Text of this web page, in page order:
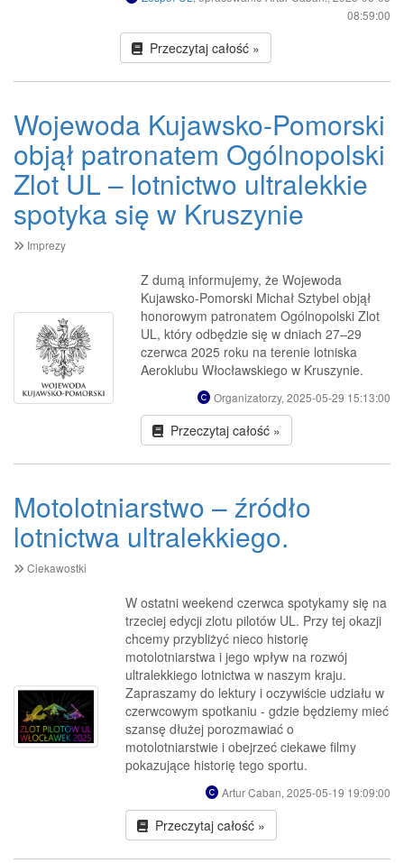
08:59:00
Przeczytaj całość »
Wojewoda Kujawsko-Pomorski
objął patronatem Ogólnopolski
Zlot UL – lotnictwo ultralekkie
spotyka się w Kruszynie
Imprezy
Z dumą informujemy, że Wojewoda
Kujawsko-Pomorski Michał Sztybel objął
honorowym patronatem Ogólnopolski Zlot
UL, który odbędzie się w dniach 27–29
czerwca 2025 roku na terenie lotniska
Aeroklubu Włocławskiego w Kruszynie.
Organizatorzy, 2025-05-29 15:13:00
Przeczytaj całość »
Motolotniarstwo – źródło
lotnictwa ultralekkiego.
Ciekawostki
W ostatni weekend czerwca spotykamy się na
trzeciej edycji zlotu pilotów UL. Przy tej okazji
chcemy przybliżyć nieco historię
motolotniarstwa i jego wpływ na rozwój
ultralekkiego lotnictwa w naszym kraju.
Zapraszamy do lektury i oczywiście udziału w
czerwcowym spotkaniu - gdzie będziemy mieć
szansę dłużej porozmawiać o
motolotniarstwie i obejrzeć ciekawe filmy
pokazujące historię tego sportu.
Artur Caban, 2025-05-19 19:09:00
Przeczytaj całość »